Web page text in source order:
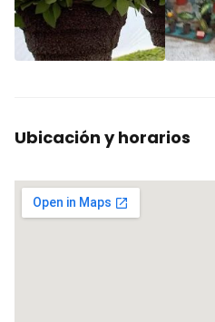
Ubicación y horarios